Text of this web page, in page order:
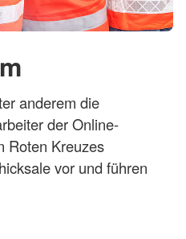
anderem die
der Online-
Roten Kreuzes
vor und führen